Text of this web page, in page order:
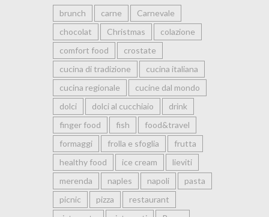
brunch carne
Carnevale
chocolat
Christmas
colazione
comfort food
crostate
cucina di tradizione
cucina italiana
cucina regionale
cucine dal mondo
dolci
dolci al cucchiaio
drink
finger food
fish
food&travel
formaggi
frolla e sfoglia
frutta
healthy food
ice cream
lieviti
merenda
naples napoli
pasta
picnic
pizza
restaurant